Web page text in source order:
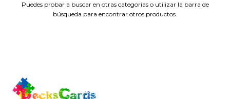
Puedes probar a buscar en otras categorías o utilizar la barra de
búsqueda para encontrar otros productos.